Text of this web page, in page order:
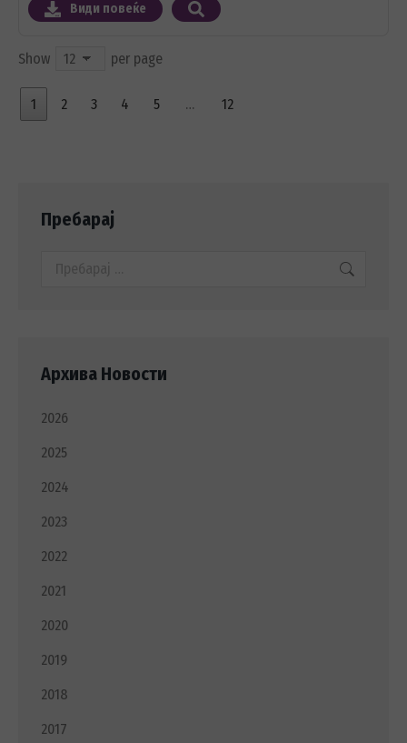
Види повеќе
Show per page
1 2 3 4 5 … 12
Пребарај
Архива Новости
2026
2025
2024
2023
2022
2021
2020
2019
2018
2017